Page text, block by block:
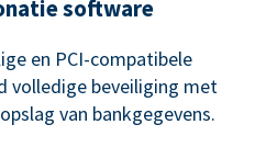
software
en PCI-compatibele
volledige beveiliging met
van bankgegevens.